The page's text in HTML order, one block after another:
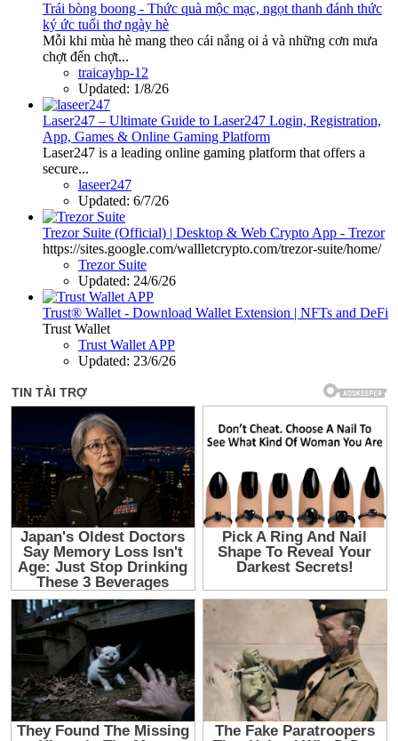
Trái bòng boong - Thức quà mộc mạc, ngọt thanh đánh thức
ký ức tuổi thơ ngày hè
Mỗi khi mùa hè mang theo cái nắng oi ả và những cơn mưa
chợt đến chợt...
traicayhp-12
Updated: 1/8/26
Laser247 – Ultimate Guide to Laser247 Login, Registration,
App, Games & Online Gaming Platform
Laser247 is a leading online gaming platform that offers a
secure...
laseer247
Updated: 6/7/26
Trezor Suite (Official) | Desktop & Web Crypto App - Trezor
https://sites.google.com/wallletcrypto.com/trezor-suite/home/
Trezor Suite
Updated: 24/6/26
Trust® Wallet - Download Wallet Extension | NFTs and DeFi
Trust Wallet
Trust Wallet APP
Updated: 23/6/26